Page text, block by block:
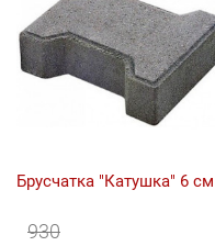
Брусчатка "Катушка" 6 см
930